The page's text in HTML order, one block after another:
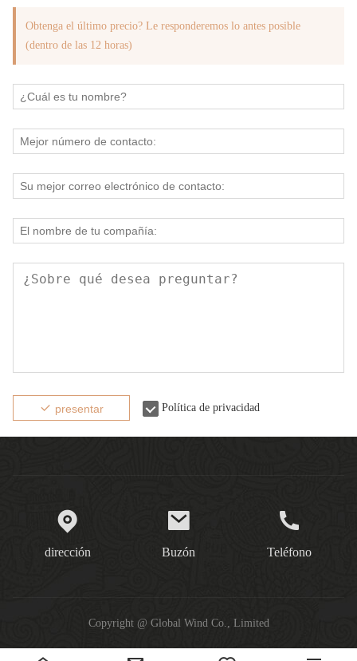
Obtenga el último precio? Le responderemos lo antes posible
(dentro de las 12 horas)
presentar Política de privacidad
dirección Buzón Teléfono
Copyright @ Global Wind Co., Limited